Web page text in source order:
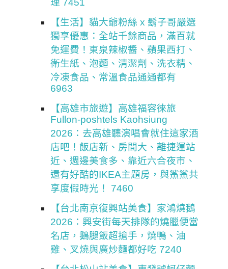
理 7451
【生活】貓大爺粉絲 x 鬍子哥嚴選
獨享優惠：全站千餘商品，滿百就
免運費！東泉辣椒醬、蘋果西打、
衛生紙、泡麵、清潔劑、洗衣精、
冷凍食品、常溫食品通通都有
6963
【高雄市旅遊】高雄福容徠旅
Fullon-poshtels Kaohsiung
2026：去高雄聽演唱會就住這家酒
店吧！飯店新、房間大、離捷運站
近、週邊美食多、靠近六合夜市、
還有好酷的IKEA主題房，與鯊鯊共
享度假時光！ 7460
【台北南京復興站美食】家鴻燒鵝
2026：興安街每天排隊的燒臘便當
名店，鵝腿飯超搶手，燒鴨、油
雞、叉燒與廣炒麵都好吃 7240